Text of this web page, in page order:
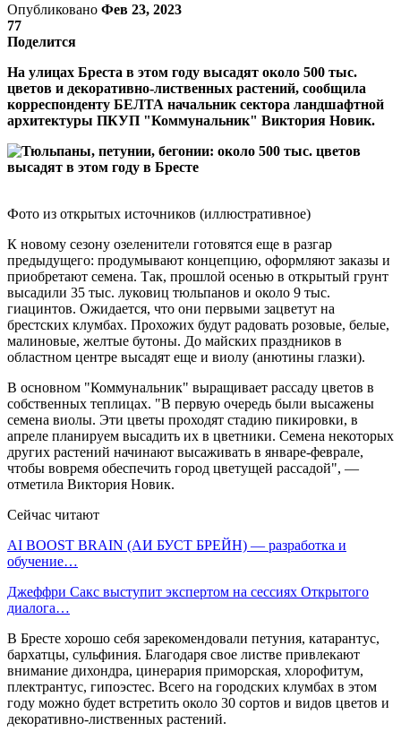
Опубликовано Фев 23, 2023
77
Поделится
На улицах Бреста в этом году высадят около 500 тыс.
цветов и декоративно-лиственных растений, сообщила
корреспонденту БЕЛТА начальник сектора ландшафтной
архитектуры ПКУП "Коммунальник" Виктория Новик.
Фото из открытых источников (иллюстративное)
К новому сезону озеленители готовятся еще в разгар
предыдущего: продумывают концепцию, оформляют заказы и
приобретают семена. Так, прошлой осенью в открытый грунт
высадили 35 тыс. луковиц тюльпанов и около 9 тыс.
гиацинтов. Ожидается, что они первыми зацветут на
брестских клумбах. Прохожих будут радовать розовые, белые,
малиновые, желтые бутоны. До майских праздников в
областном центре высадят еще и виолу (анютины глазки).
В основном "Коммунальник" выращивает рассаду цветов в
собственных теплицах. "В первую очередь были высажены
семена виолы. Эти цветы проходят стадию пикировки, в
апреле планируем высадить их в цветники. Семена некоторых
других растений начинают высаживать в январе-феврале,
чтобы вовремя обеспечить город цветущей рассадой", —
отметила Виктория Новик.
Сейчас читают
AI BOOST BRAIN (АИ БУСТ БРЕЙН) — разработка и
обучение…
Джеффри Сакс выступит экспертом на сессиях Открытого
диалога…
В Бресте хорошо себя зарекомендовали петуния, катарантус,
бархатцы, сульфиния. Благодаря свое листве привлекают
внимание дихондра, цинерария приморская, хлорофитум,
плектрантус, гипоэстес. Всего на городских клумбах в этом
году можно будет встретить около 30 сортов и видов цветов и
декоративно-лиственных растений.